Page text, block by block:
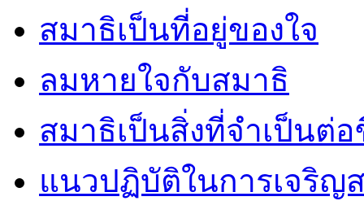
สมาธิเป็นที่อยู่ของใจ
ลมหายใจกับสมาธิ
สมาธิเป็นสิ่งที่จำเป็นต่
แนวปฏิบัติในการเจริญ